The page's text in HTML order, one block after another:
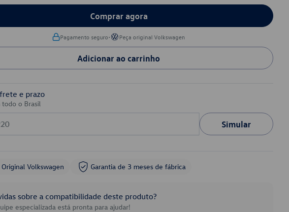
Comprar agora
Pagamento seguro• Peça original Volkswagen
Adicionar ao carrinho
e prazo
todo o Brasil
Simular
Original Volkswagen Garantia de 3 meses de fábrica
sobre a compatibilidade deste produto?
especializada está pronta para ajudar!